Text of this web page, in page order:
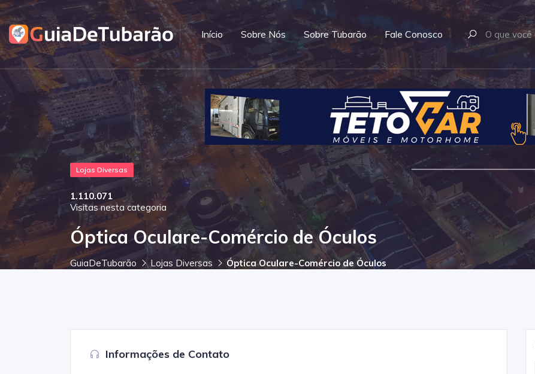
Início Sobre Nós Sobre Tubarão Fale Conosco
Lojas Diversas
1.110.071
Visitas nesta categoria
Óptica Oculare-Comércio de Óculos
GuiaDeTubarão Lojas Diversas Óptica Oculare-Comércio de Óculos
Informações de Contato